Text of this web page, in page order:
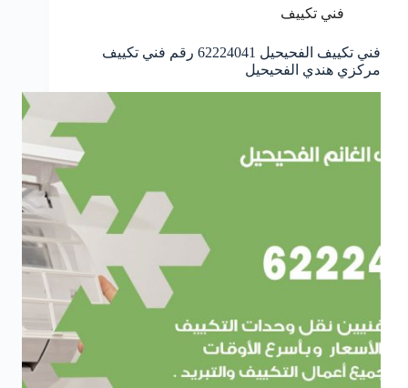
فني تكييف
فني تكييف الفحيحيل 62224041 رقم فني تكييف
مركزي هندي الفحيحيل